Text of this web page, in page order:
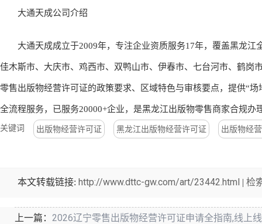
大通天成公司介绍
大通天成成立于2009年，专注企业资质服务17年，覆盖黑龙江
佳木斯市、大庆市、鸡西市、双鸭山市、伊春市、七台河市、鹤岗
零售出版物经营许可证的政策要求、区域特色与审核要点，提供
全流程服务，已服务20000+企业，是黑龙江出版物零售商家合规办
关键词 出版物经营许可证 黑龙江出版物经营许可证 出版物经
本文转载链接: http://www.dttc-gw.com/art/23442.html | 检
上一篇： 2026辽宁零售出版物经营许可证申请全指南,线上